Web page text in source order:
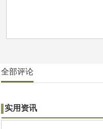
全部评论
实用资讯